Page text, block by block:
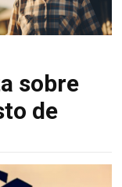
sobre
de